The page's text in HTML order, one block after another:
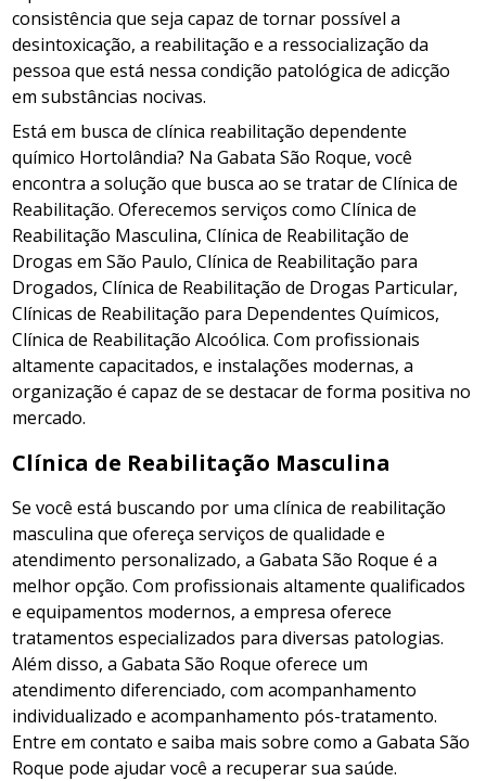
consistência que seja capaz de tornar possível a
desintoxicação, a reabilitação e a ressocialização da
pessoa que está nessa condição patológica de adicção
em substâncias nocivas.
Está em busca de clínica reabilitação dependente
químico Hortolândia? Na Gabata São Roque, você
encontra a solução que busca ao se tratar de Clínica de
Reabilitação. Oferecemos serviços como Clínica de
Reabilitação Masculina, Clínica de Reabilitação de
Drogas em São Paulo, Clínica de Reabilitação para
Drogados, Clínica de Reabilitação de Drogas Particular,
Clínicas de Reabilitação para Dependentes Químicos,
Clínica de Reabilitação Alcoólica. Com profissionais
altamente capacitados, e instalações modernas, a
organização é capaz de se destacar de forma positiva no
mercado.
Clínica de Reabilitação Masculina
Se você está buscando por uma clínica de reabilitação
masculina que ofereça serviços de qualidade e
atendimento personalizado, a Gabata São Roque é a
melhor opção. Com profissionais altamente qualificados
e equipamentos modernos, a empresa oferece
tratamentos especializados para diversas patologias.
Além disso, a Gabata São Roque oferece um
atendimento diferenciado, com acompanhamento
individualizado e acompanhamento pós-tratamento.
Entre em contato e saiba mais sobre como a Gabata São
Roque pode ajudar você a recuperar sua saúde.